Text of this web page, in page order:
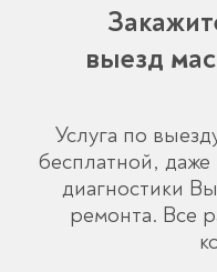
выезд
Услуга по
бесплатной,
диагностики
ремонта. Все